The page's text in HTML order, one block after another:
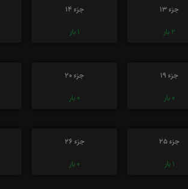
جزء 13
2 بار
جزء 14
1 بار
جزء 19
0 بار
جزء 20
0 بار
جزء 25
1 بار
جزء 26
0 بار